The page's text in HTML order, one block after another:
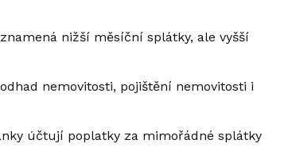
nižší měsíční splátky, ale vyšší
nemovitosti, pojištění nemovitosti i
účtují poplatky za mimořádné splátky